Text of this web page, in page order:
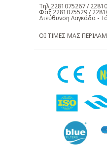
Τηλ 2281075267 /
Φαξ 2281075529 /
Διεύθυνση Λαγκάδα -
ΟΙ ΤΙΜΕΣ ΜΑΣ